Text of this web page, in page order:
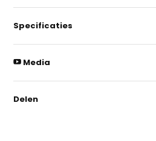
Specificaties
Media
Delen